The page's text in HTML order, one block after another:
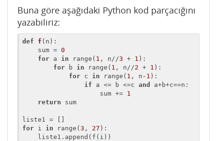
Buna göre aşağıdaki Python kod parçacığını
yazabiliriz:
def f (n) :
    sum =
0
for a in range( 1 , n//3 + 1 ):
for b in range( 1 , n//2 + 1 ):
for c in range( 1 , n -1 ):
if a <= b <=c and
a+b+c==n:
                    sum +=
1
return sum
for i in range( 3 , 27 ):